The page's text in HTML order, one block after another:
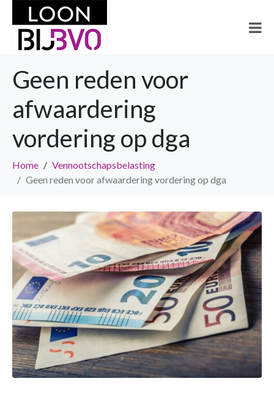
Geen reden voor
afwaardering
vordering op dga
Home
Vennootschapsbelasting
Geen reden voor afwaardering vordering op dga